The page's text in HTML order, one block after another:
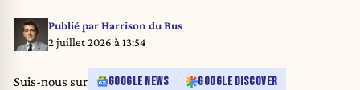
marks its 249th year of independence. This yearâ€™s celebration also sets
the stage for the nation's 250th anniversary in 2026. (Credit Image: ©
Probal Rashid/ZUMA Press Wire)
Publié parHarrison du Bus
2 juillet 2026 à 13:54
Suis-nous sur GOOGLE NEWS GOOGLE DISCOVER